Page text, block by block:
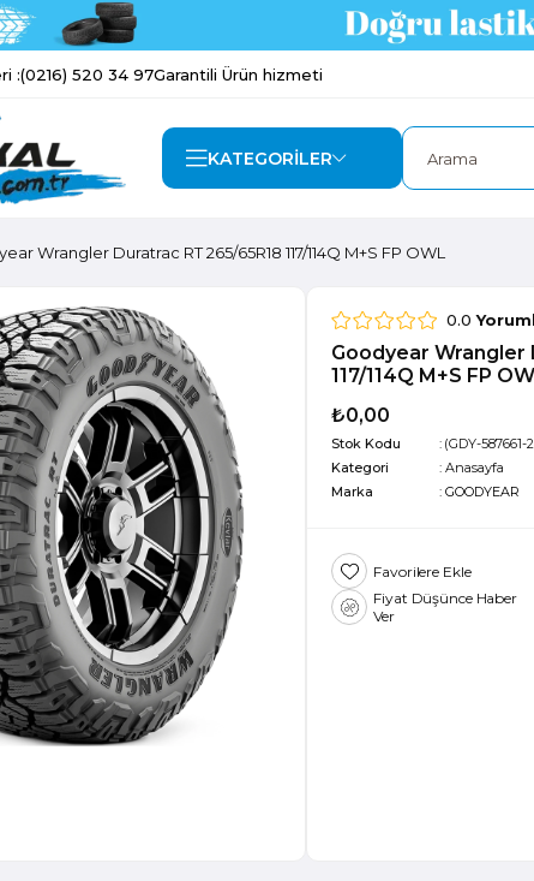
:(0216) 520 34 97Garantili Ürün hizmeti
KATEGORİLER
Wrangler Duratrac RT 265/65R18 117/114Q M+S FP OWL
0.0
Goodyear Wrangler
117/114Q M+S FP
₺0,00
Stok Kodu
(GDY-587661-
Kategori
:Anasayfa
Marka
: GOODYEAR
Favorilere Ekle
Fiyat Düşünce Haber
Ver